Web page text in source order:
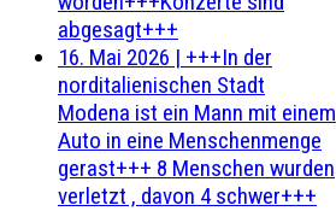
abgesagt+++
16. Mai 2026 | +++In der
norditalienischen Stadt
Modena ist ein Mann mit einem
Auto in eine Menschenmenge
gerast+++ 8 Menschen wurden
verletzt , davon 4 schwer+++